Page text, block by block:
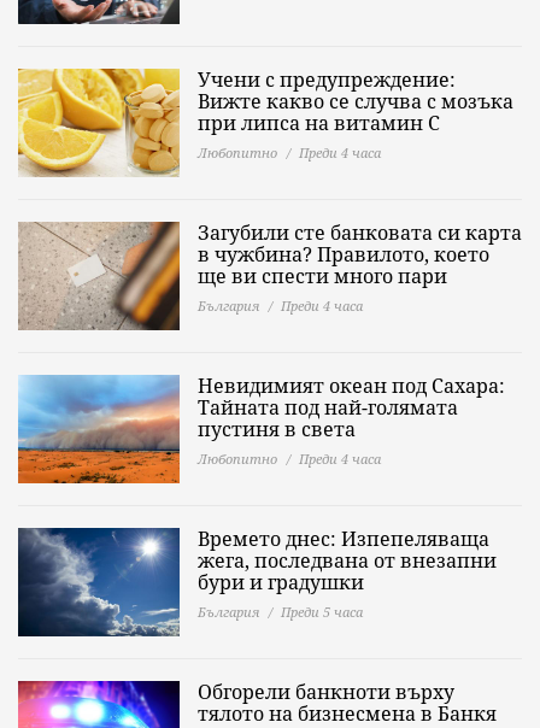
Учени с предупреждение:
Вижте какво се случва с мозъка
при липса на витамин C
Любопитно Преди 4 часа
Загубили сте банковата си карта
в чужбина? Правилото, което
ще ви спести много пари
България Преди 4 часа
Невидимият океан под Сахара:
Тайната под най-голямата
пустиня в света
Любопитно Преди 4 часа
Времето днес: Изпепеляваща
жега, последвана от внезапни
бури и градушки
България Преди 5 часа
Обгорели банкноти върху
тялото на бизнесмена в Банкя